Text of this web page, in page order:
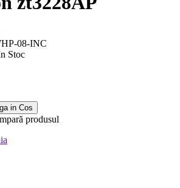
08-INC
Stoc
in Cos
produsul